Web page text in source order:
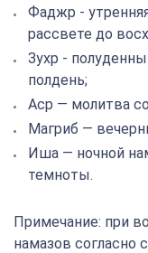
Фаджр -
рассвете до
Зухр -
полдень;
Аср — молитва
Магриб —
Иша — ночной
темноты.
Примечание: при
намазов согласно